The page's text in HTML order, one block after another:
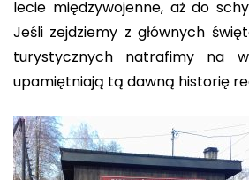
lecie międzywojenne, aż do
Jeśli zejdziemy z głównych
turystycznych natrafimy na
upamiętniają tą dawną historię